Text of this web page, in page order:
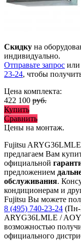
Скидку на
индивидуально.
Отправьте запрос или
23-24, чтобы
Цена комплекта:
422 100 руб.
Купить
Сравнить
Цены на монтаж.
Fujitsu
предлагаем Вам
официальной
предложением
обслуживания.
кондиционерам и
Fujitsu Вы можете
8 (495) 740-23-24 (Пн-
ARYG36LMLE /
возможностью
официального